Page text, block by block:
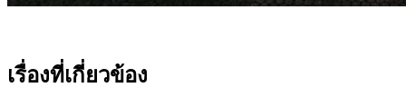
เรื่องที่เกี่ยวข้อง